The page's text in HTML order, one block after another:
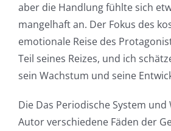
aber die Handlung fühlte sich
mangelhaft an. Der Fokus des
emotionale Reise des
Teil seines Reizes, und ich
sein Wachstum und seine
Die Das Periodische System und
Autor verschiedene Fäden der